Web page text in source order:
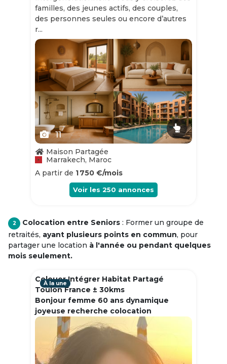
familles, des jeunes actifs, des couples,
des personnes seules ou encore d’autres
r...
Slide 1 of 11
11
Maison Partagée
Marrakech, Maroc
A partir de 1 750 €/mois
Voir les 250 annonces
2 Colocation entre Seniors : Former un groupe de
retraités, ayant plusieurs points en commun, pour
partager une location à l'année ou pendant quelques
mois seulement.
Colouer Intégrer Habitat Partagé
Toulon France ± 30kms
Bonjour femme 60 ans dynamique
joyeuse recherche colocation
À la une